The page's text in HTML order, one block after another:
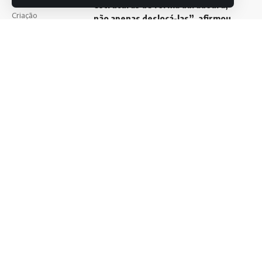
estruturas de forma duradoura,
não apenas deslocá-las”, afirmou
reservados.
Criação